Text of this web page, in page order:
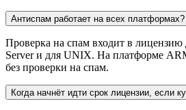
Антиспам работает на всех платформах?
Проверка на спам входит в лицензию
Server и для UNIX. На платформе
без проверки на спам.
Когда начнёт идти срок лицензии, если